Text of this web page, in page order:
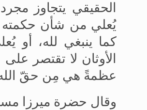
الحقيقي يتجاوز
يُعلي من شأن حكمته
كما ينبغي لله، أو
الأوثان لا تقتصر
عظمةً هي مِن حقّ الله
وقال حضرة ميرزا